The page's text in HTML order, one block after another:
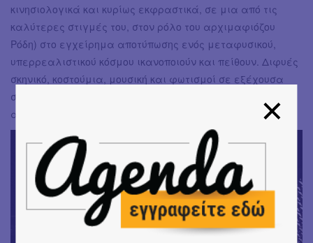
κινησιολογικά και κυρίως εκφραστικά, σε μια από τις
καλύτερες στιγμές του, στον ρόλο του αρχιμαφιόζου
Ρόδη) στο εγχείρημα αποτύπωσης ενός μεταφυσικού,
υπερρεαλιστικού κόσμου ικανοποιούν και πείθουν. Διφυές
σκηνικό, κοστούμια, μουσική και φωτισμοί σε εξέχουσα
σύνδεση με την παράσταση και την απόδοση
ατμόσφαιρας.